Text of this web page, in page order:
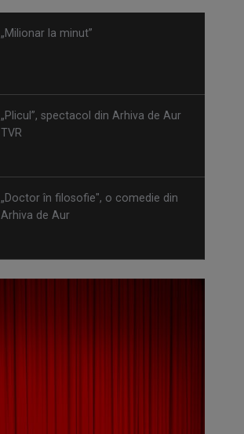
„Milionar la minut”
„Plicul”, spectacol din Arhiva de Aur
TVR
„Doctor în filosofie", o comedie din
Arhiva de Aur
Omagiu adus regizorului Timotei